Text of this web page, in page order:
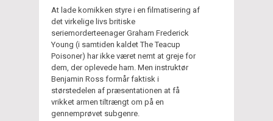
At lade komikken styre i en filmatisering af
det virkelige livs britiske
seriemorderteenager Graham Frederick
Young (i samtiden kaldet The Teacup
Poisoner) har ikke været nemt at greje for
dem, der oplevede ham. Men instruktør
Benjamin Ross formår faktisk i
størstedelen af præsentationen at få
vrikket armen tiltrængt om på en
gennemprøvet subgenre.